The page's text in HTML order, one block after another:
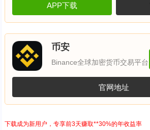
APP下载
币安
Binance全球加密货币交易平台
官网地址
下载成为新用户，专享前3天赚取**30%的年收益率